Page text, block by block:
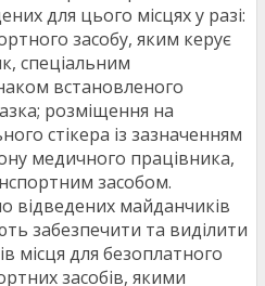
для цього місцях у разі:
засобу, яким керує
спеціальним
встановленого
розміщення на
стікера із зазначенням
медичного працівника,
засобом.
відведених майданчиків
забезпечити та виділити
місця для безоплатного
засобів, якими